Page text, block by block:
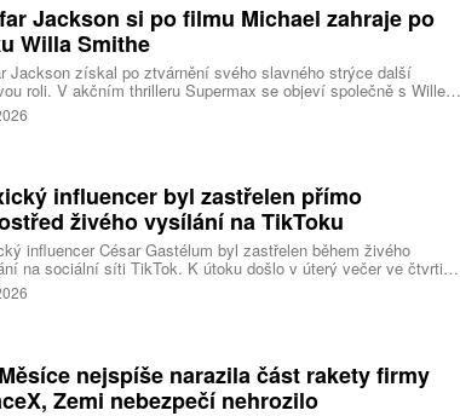
Jackson si po filmu Michael zahraje po
Willa Smithe
Jackson získal po ztvárnění svého slavného strýce další
roli. V akčním thrilleru Supermax se objeví společně s Willem
a AnnaSophií Robb. Podrobnosti o jeho postavě zatím tvůrci
influencer byl zastřelen přímo
živého vysílání na TikToku
influencer César Gastélum byl zastřelen během živého
na sociální síti TikTok. K útoku došlo v úterý večer ve čtvrti
ve městě Culiacán na severu země.
nejspíše narazila část rakety firmy
Zemi nebezpečí nehrozilo